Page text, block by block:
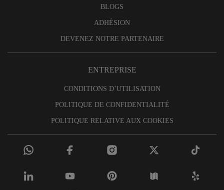
BLOGS
ADHÉSION
DEVENEZ NOTRE PARTENAIRE
ENTREPRISE
CONDITIONS D’UTILISATION
POLITIQUE DE CONFIDENTIALITÉ
POLITIQUE RELATIVE AUX COOKIES